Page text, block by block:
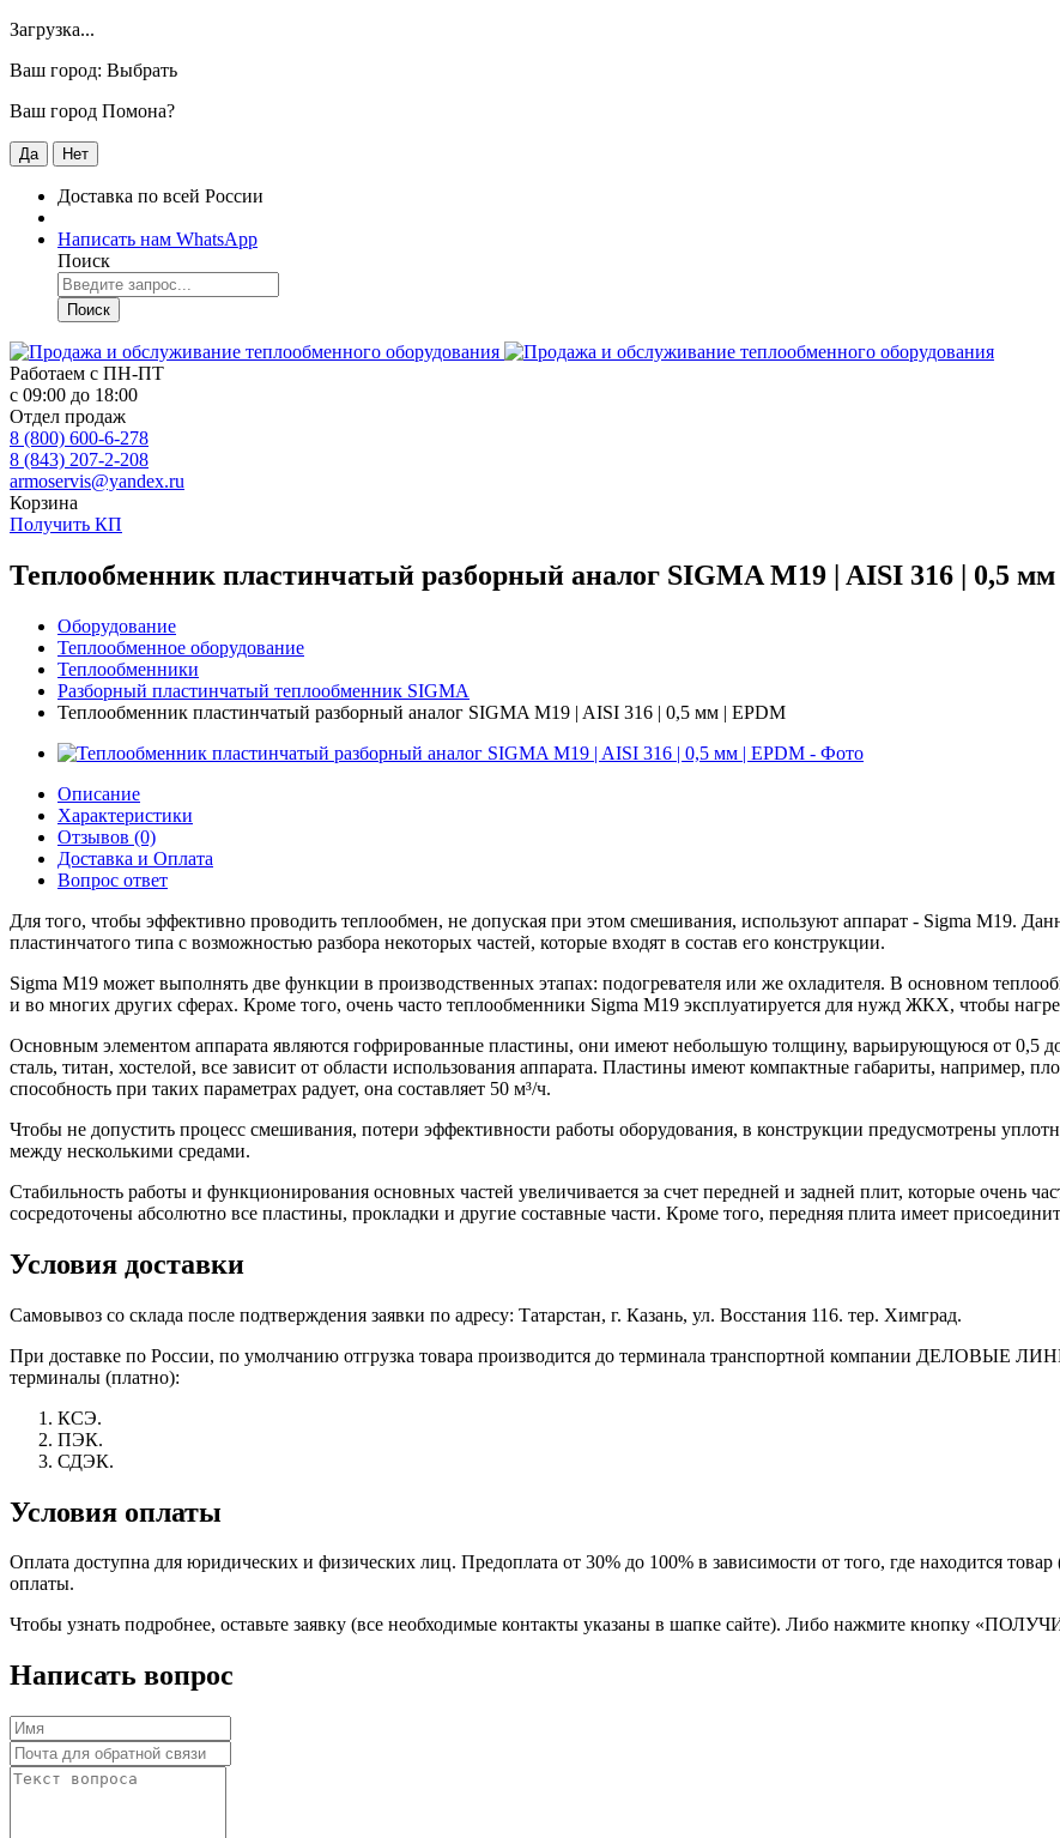
Загрузка...
Ваш город: Выбрать
Ваш город Помона?
Да Нет
Доставка по всей России
Написать нам WhatsApp
Поиск
Поиск
Работаем с ПН-ПТ
с 09:00 до 18:00
Отдел продаж
8 (800) 600-6-278
8 (843) 207-2-208
armoservis@yandex.ru
Корзина
Получить КП
Теплообменник пластинчатый разборный аналог SIGMA M19 | AISI 316 | 0,5
Оборудование
Теплообменное оборудование
Теплообменники
Разборный пластинчатый теплообменник SIGMA
Теплообменник пластинчатый разборный аналог SIGMA M19 | AISI 316 | 0,5 мм | EPDM
Описание
Характеристики
Отзывов (0)
Доставка и Оплата
Вопрос ответ
Для того, чтобы эффективно проводить теплообмен, не допуская при этом смешивания, используют аппарат - Sigma M19.
пластинчатого типа с возможностью разбора некоторых частей, которые входят в состав его конструкции.
Sigma M19 может выполнять две функции в производственных этапах: подогревателя или же охладителя. В основном
и во многих других сферах. Кроме того, очень часто теплообменники Sigma M19 эксплуатируется для нужд ЖКХ, чтобы
Основным элементом аппарата являются гофрированные пластины, они имеют небольшую толщину, варьирующуюся от 0,5
сталь, титан, хостелой, все зависит от области использования аппарата. Пластины имеют компактные габариты, например,
способность при таких параметрах радует, она составляет 50 м³/ч.
Чтобы не допустить процесс смешивания, потери эффективности работы оборудования, в конструкции предусмотрены
между несколькими средами.
Стабильность работы и функционирования основных частей увеличивается за счет передней и задней плит, которые очень
сосредоточены абсолютно все пластины, прокладки и другие составные части. Кроме того, передняя плита имеет
Условия доставки
Самовывоз со склада после подтверждения заявки по адресу: Татарстан, г. Казань, ул. Восстания 116. тер. Химград.
При доставке по России, по умолчанию отгрузка товара производится до терминала транспортной компании ДЕЛОВЫЕ
терминалы (платно):
КСЭ.
ПЭК.
СДЭК.
Условия оплаты
Оплата доступна для юридических и физических лиц. Предоплата от 30% до 100% в зависимости от того, где находится
оплаты.
Чтобы узнать подробнее, оставьте заявку (все необходимые контакты указаны в шапке сайте). Либо нажмите кнопку
Написать вопрос